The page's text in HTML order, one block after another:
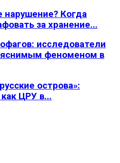
нарушение? Когда
за хранение...
исследователи
феноменом в
острова»:
ЦРУ в...